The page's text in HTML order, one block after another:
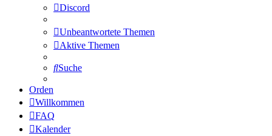
Discord
Unbeantwortete Themen
Aktive Themen
Suche
Orden
Willkommen
FAQ
Kalender